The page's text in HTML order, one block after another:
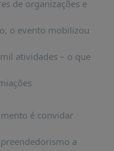
de organizações e
o evento mobilizou
atividades – o que
é convidar
a